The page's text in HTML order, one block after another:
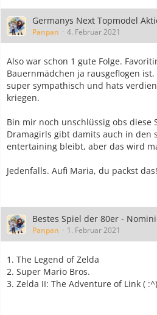
Germanys Next Topmodel
Panpan 4. Februar 2021
Also war schon 1 gute Folge.
Bauernmädchen ja rausgeflogen
super sympathisch und hats
kriegen.
Bin mir noch unschlüssig obs diese
Dramagirls gibt damits auch in den
entertaining bleibt, aber das wird
Jedenfalls. Aufi Maria, du packst das!
Bestes Spiel der 80er -
Panpan 1. Februar 2021
1. The Legend of Zelda
2. Super Mario Bros.
3. Zelda II: The Adventure of Link (